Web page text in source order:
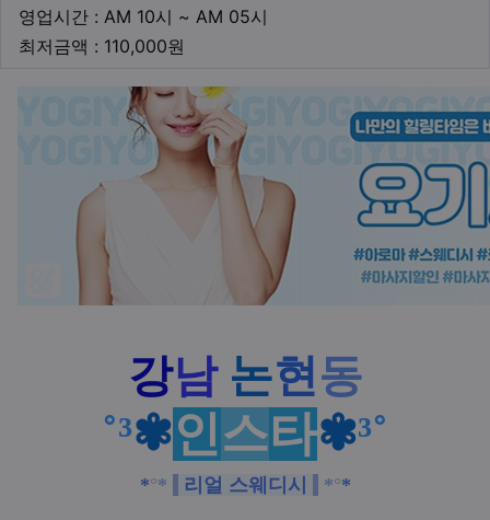
영업시간 : AM 10시 ~ AM 05시
최저금액 : 110,000원
강남 논현동
˚³✾인스타✾³˚
*°* 리얼 스웨디시 *°*